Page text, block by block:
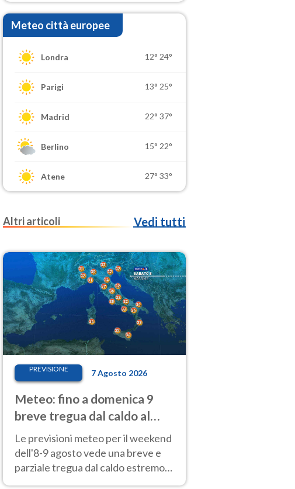
Meteo città europee
Londra 12° 24°
Parigi 13° 25°
Madrid 22° 37°
Berlino 15° 22°
Atene 27° 33°
Altri articoli Vedi tutti
PREVISIONE 7 Agosto 2026
Meteo: fino a domenica 9
breve tregua dal caldo al
Nord! Altrove calura e afa
Le previsioni meteo per il weekend
dell'8-9 agosto vede una breve e
parziale tregua dal caldo estremo